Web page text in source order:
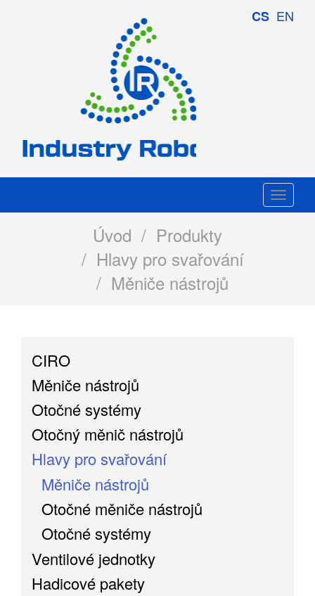
CS EN
Úvod / Produkty
/ Hlavy pro svařování
/ Měniče nástrojů
CIRO
Měniče nástrojů
Otočné systémy
Otočný měnič nástrojů
Hlavy pro svařování
Měniče nástrojů
Otočné měniče nástrojů
Otočné systémy
Ventilové jednotky
Hadicové pakety